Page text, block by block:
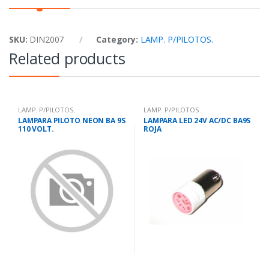
SKU: DIN2007 Category: LAMP. P/PILOTOS.
Related products
LAMP. P/PILOTOS.
LAMPARA PILOTO NEON BA 9S
110 VOLT.
LAMP. P/PILOTOS.
LAMPARA LED 24V AC/DC BA9S
ROJA